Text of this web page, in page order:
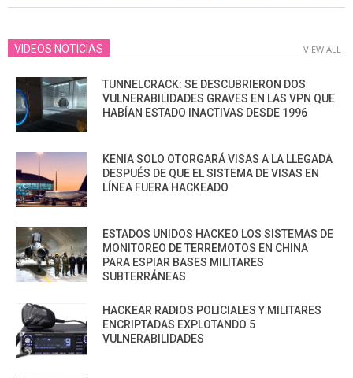
26
VIDEOS NOTICIAS VIEW ALL
TUNNELCRACK: SE DESCUBRIERON DOS
VULNERABILIDADES GRAVES EN LAS VPN QUE
HABÍAN ESTADO INACTIVAS DESDE 1996
KENIA SOLO OTORGARÁ VISAS A LA LLEGADA
DESPUÉS DE QUE EL SISTEMA DE VISAS EN
LÍNEA FUERA HACKEADO
ESTADOS UNIDOS HACKEO LOS SISTEMAS DE
MONITOREO DE TERREMOTOS EN CHINA
PARA ESPIAR BASES MILITARES
SUBTERRÁNEAS
HACKEAR RADIOS POLICIALES Y MILITARES
ENCRIPTADAS EXPLOTANDO 5
VULNERABILIDADES